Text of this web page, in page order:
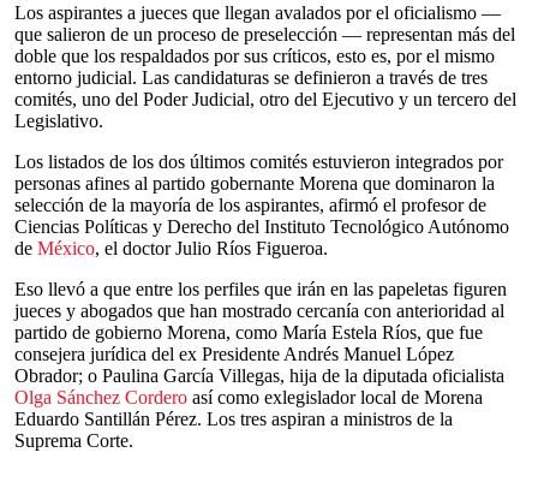
Los aspirantes a jueces que llegan avalados por el oficialismo —
que salieron de un proceso de preselección — representan más del
doble que los respaldados por sus críticos, esto es, por el mismo
entorno judicial. Las candidaturas se definieron a través de tres
comités, uno del Poder Judicial, otro del Ejecutivo y un tercero del
Legislativo.
Los listados de los dos últimos comités estuvieron integrados por
personas afines al partido gobernante Morena que dominaron la
selección de la mayoría de los aspirantes, afirmó el profesor de
Ciencias Políticas y Derecho del Instituto Tecnológico Autónomo
de México, el doctor Julio Ríos Figueroa.
Eso llevó a que entre los perfiles que irán en las papeletas figuren
jueces y abogados que han mostrado cercanía con anterioridad al
partido de gobierno Morena, como María Estela Ríos, que fue
consejera jurídica del ex Presidente Andrés Manuel López
Obrador; o Paulina García Villegas, hija de la diputada oficialista
Olga Sánchez Cordero así como exlegislador local de Morena
Eduardo Santillán Pérez. Los tres aspiran a ministros de la
Suprema Corte.